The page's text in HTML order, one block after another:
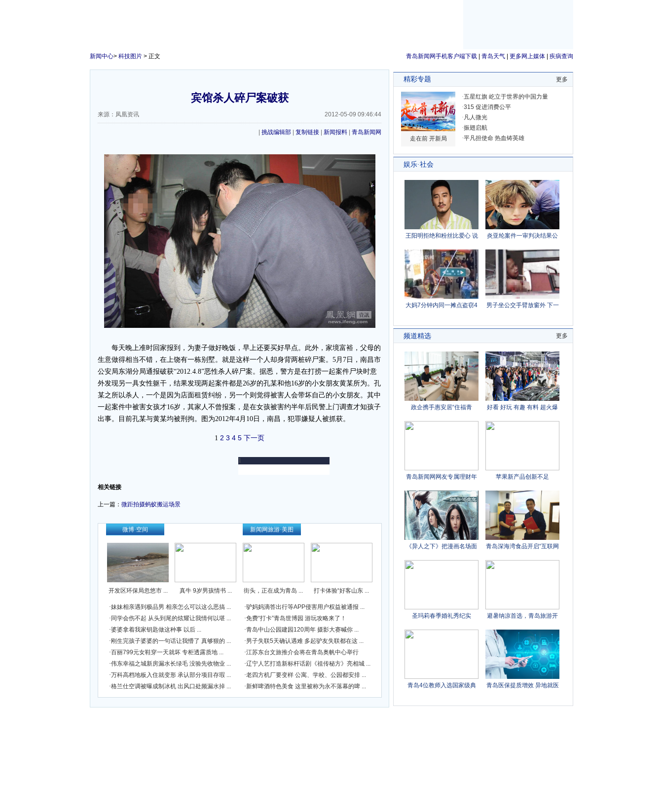
青岛新闻网手机客户端下载 青岛天气 更多网上媒体 疾病查询
新闻中心> 科技图片 > 正文
宾馆杀人碎尸案破获
来源：凤凰资讯 2012-05-09 09:46:44
挑战编辑部 复制链接 新闻报料 青岛新闻网
每天晚上准时回家报到，为妻子做好晚饭，早上还要买好早点。此外，家境富裕，父母的
生意做得相当不错，在上饶有一栋别墅。就是这样一个人却身背两桩碎尸案。5月7日，南昌市
公安局东湖分局通报破获“2012.4.8”恶性杀人碎尸案。据悉，警方是在打捞一起案件尸块时意
外发现另一具女性躯干，结果发现两起案件都是26岁的孔某和他16岁的小女朋友黄某所为。孔
某之所以杀人，一个是因为店面租赁纠纷，另一个则觉得被害人会带坏自己的小女朋友。其中
一起案件中被害女孩才16岁，其家人不曾报案，是在女孩被害约半年后民警上门调查才知孩子
出事。目前孔某与黄某均被刑拘。图为2012年4月10日，南昌，犯罪嫌疑人被抓获。
1 2 3 4 5 下一页
相关链接
上一篇： 微距拍摄蚂蚁搬运场景